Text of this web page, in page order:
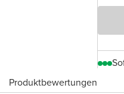
Produktbewertungen